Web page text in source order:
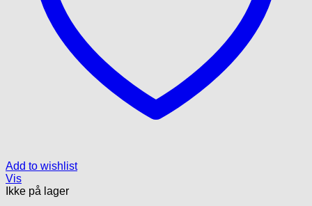
Add to wishlist
Vis
Ikke på lager